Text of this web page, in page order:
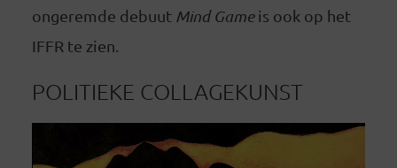
ongeremde debuut Mind Gameis ook op het
IFFR te zien.
POLITIEKE COLLAGEKUNST